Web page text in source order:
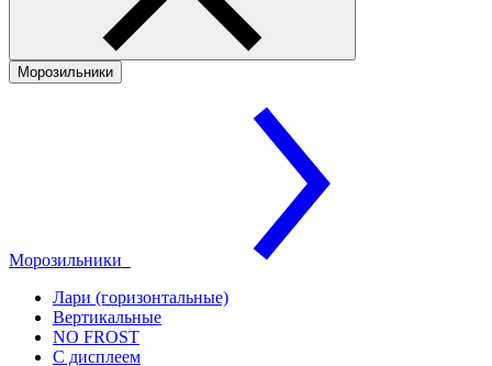
Морозильники
Морозильники
Лари (горизонтальные)
Вертикальные
NO FROST
С дисплеем